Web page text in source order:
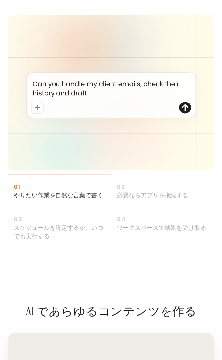
01
やりたい作業を自然な言葉で書く
02
必要ならアプリを接続する
03
スケジュールを設定するか、いつ
でも実行する
04
ワークスペースで結果を受け取る
AI であらゆるコンテンツを作る